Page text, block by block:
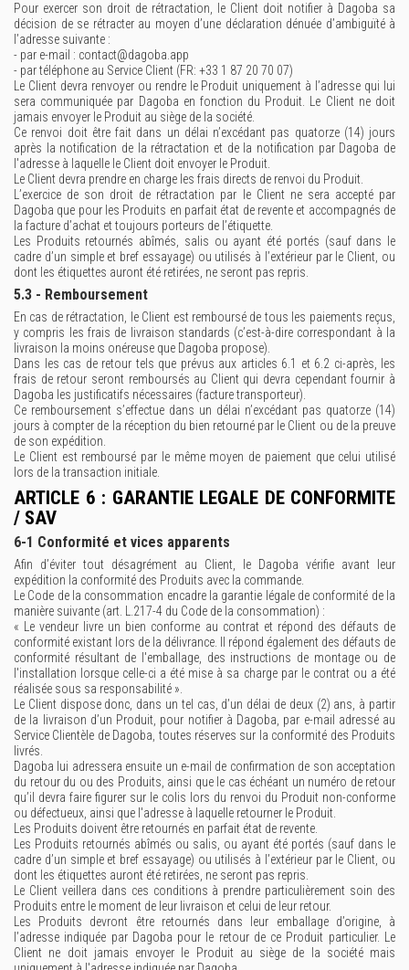
Pour exercer son droit de rétractation, le Client doit notifier à Dagoba sa
décision de se rétracter au moyen d’une déclaration dénuée d’ambiguïté à
l’adresse suivante :
- par e-mail : contact@dagoba.app
- par téléphone au Service Client (FR: +33 1 87 20 70 07)
Le Client devra renvoyer ou rendre le Produit uniquement à l’adresse qui lui
sera communiquée par Dagoba en fonction du Produit. Le Client ne doit
jamais envoyer le Produit au siège de la société.
Ce renvoi doit être fait dans un délai n’excédant pas quatorze (14) jours
après la notification de la rétractation et de la notification par Dagoba de
l'adresse à laquelle le Client doit envoyer le Produit.
Le Client devra prendre en charge les frais directs de renvoi du Produit.
L’exercice de son droit de rétractation par le Client ne sera accepté par
Dagoba que pour les Produits en parfait état de revente et accompagnés de
la facture d’achat et toujours porteurs de l’étiquette.
Les Produits retournés abîmés, salis ou ayant été portés (sauf dans le
cadre d’un simple et bref essayage) ou utilisés à l’extérieur par le Client, ou
dont les étiquettes auront été retirées, ne seront pas repris.
5.3 - Remboursement
En cas de rétractation, le Client est remboursé de tous les paiements reçus,
y compris les frais de livraison standards (c’est-à-dire correspondant à la
livraison la moins onéreuse que Dagoba propose).
Dans les cas de retour tels que prévus aux articles 6.1 et 6.2 ci-après, les
frais de retour seront remboursés au Client qui devra cependant fournir à
Dagoba les justificatifs nécessaires (facture transporteur).
Ce remboursement s’effectue dans un délai n’excédant pas quatorze (14)
jours à compter de la réception du bien retourné par le Client ou de la preuve
de son expédition.
Le Client est remboursé par le même moyen de paiement que celui utilisé
lors de la transaction initiale.
ARTICLE 6 : GARANTIE LEGALE DE CONFORMITE
/ SAV
6-1 Conformité et vices apparents
Afin d’éviter tout désagrément au Client, le Dagoba vérifie avant leur
expédition la conformité des Produits avec la commande.
Le Code de la consommation encadre la garantie légale de conformité de la
manière suivante (art. L.217-4 du Code de la consommation) :
« Le vendeur livre un bien conforme au contrat et répond des défauts de
conformité existant lors de la délivrance. Il répond également des défauts de
conformité résultant de l'emballage, des instructions de montage ou de
l'installation lorsque celle-ci a été mise à sa charge par le contrat ou a été
réalisée sous sa responsabilité ».
Le Client dispose donc, dans un tel cas, d’un délai de deux (2) ans, à partir
de la livraison d’un Produit, pour notifier à Dagoba, par e-mail adressé au
Service Clientèle de Dagoba, toutes réserves sur la conformité des Produits
livrés.
Dagoba lui adressera ensuite un e-mail de confirmation de son acceptation
du retour du ou des Produits, ainsi que le cas échéant un numéro de retour
qu’il devra faire figurer sur le colis lors du renvoi du Produit non-conforme
ou défectueux, ainsi que l'adresse à laquelle retourner le Produit.
Les Produits doivent être retournés en parfait état de revente.
Les Produits retournés abîmés ou salis, ou ayant été portés (sauf dans le
cadre d’un simple et bref essayage) ou utilisés à l’extérieur par le Client, ou
dont les étiquettes auront été retirées, ne seront pas repris.
Le Client veillera dans ces conditions à prendre particulièrement soin des
Produits entre le moment de leur livraison et celui de leur retour.
Les Produits devront être retournés dans leur emballage d’origine, à
l’adresse indiquée par Dagoba pour le retour de ce Produit particulier. Le
Client ne doit jamais envoyer le Produit au siège de la société mais